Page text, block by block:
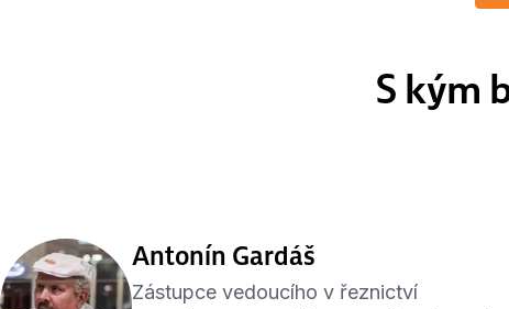
S kým
Antonín Gardáš
Zástupce vedoucího v řeznictví